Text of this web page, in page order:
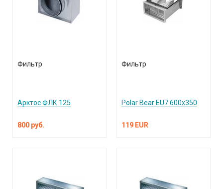
Фильтр
Арктос ФЛК 125
800 руб.
Фильтр
Polar Bear EU7 600x350
119 EUR